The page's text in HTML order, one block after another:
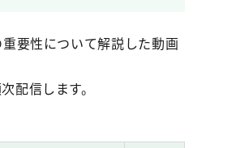
要性について解説した動画
配信します。